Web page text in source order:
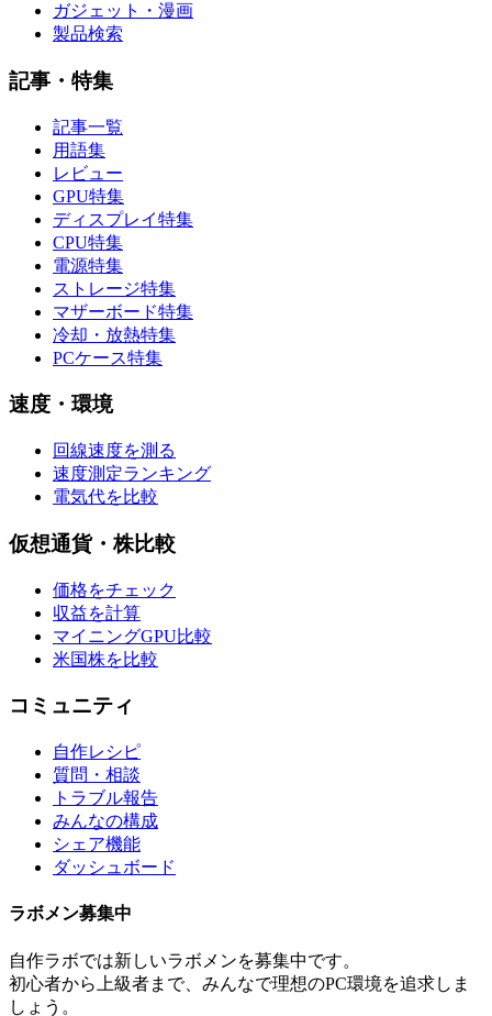
ガジェット・漫画
製品検索
記事・特集
記事一覧
用語集
レビュー
GPU特集
ディスプレイ特集
CPU特集
電源特集
ストレージ特集
マザーボード特集
冷却・放熱特集
PCケース特集
速度・環境
回線速度を測る
速度測定ランキング
電気代を比較
仮想通貨・株比較
価格をチェック
収益を計算
マイニングGPU比較
米国株を比較
コミュニティ
自作レシピ
質問・相談
トラブル報告
みんなの構成
シェア機能
ダッシュボード
ラボメン募集中
自作ラボでは新しいラボメンを募集中です。
初心者から上級者まで、みんなで理想のPC環境を追求しま
しょう。